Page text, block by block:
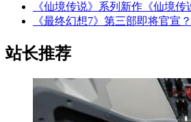
《仙境传说》系列新作《仙境
《最终幻想7》第三部即将官宣
站长推荐